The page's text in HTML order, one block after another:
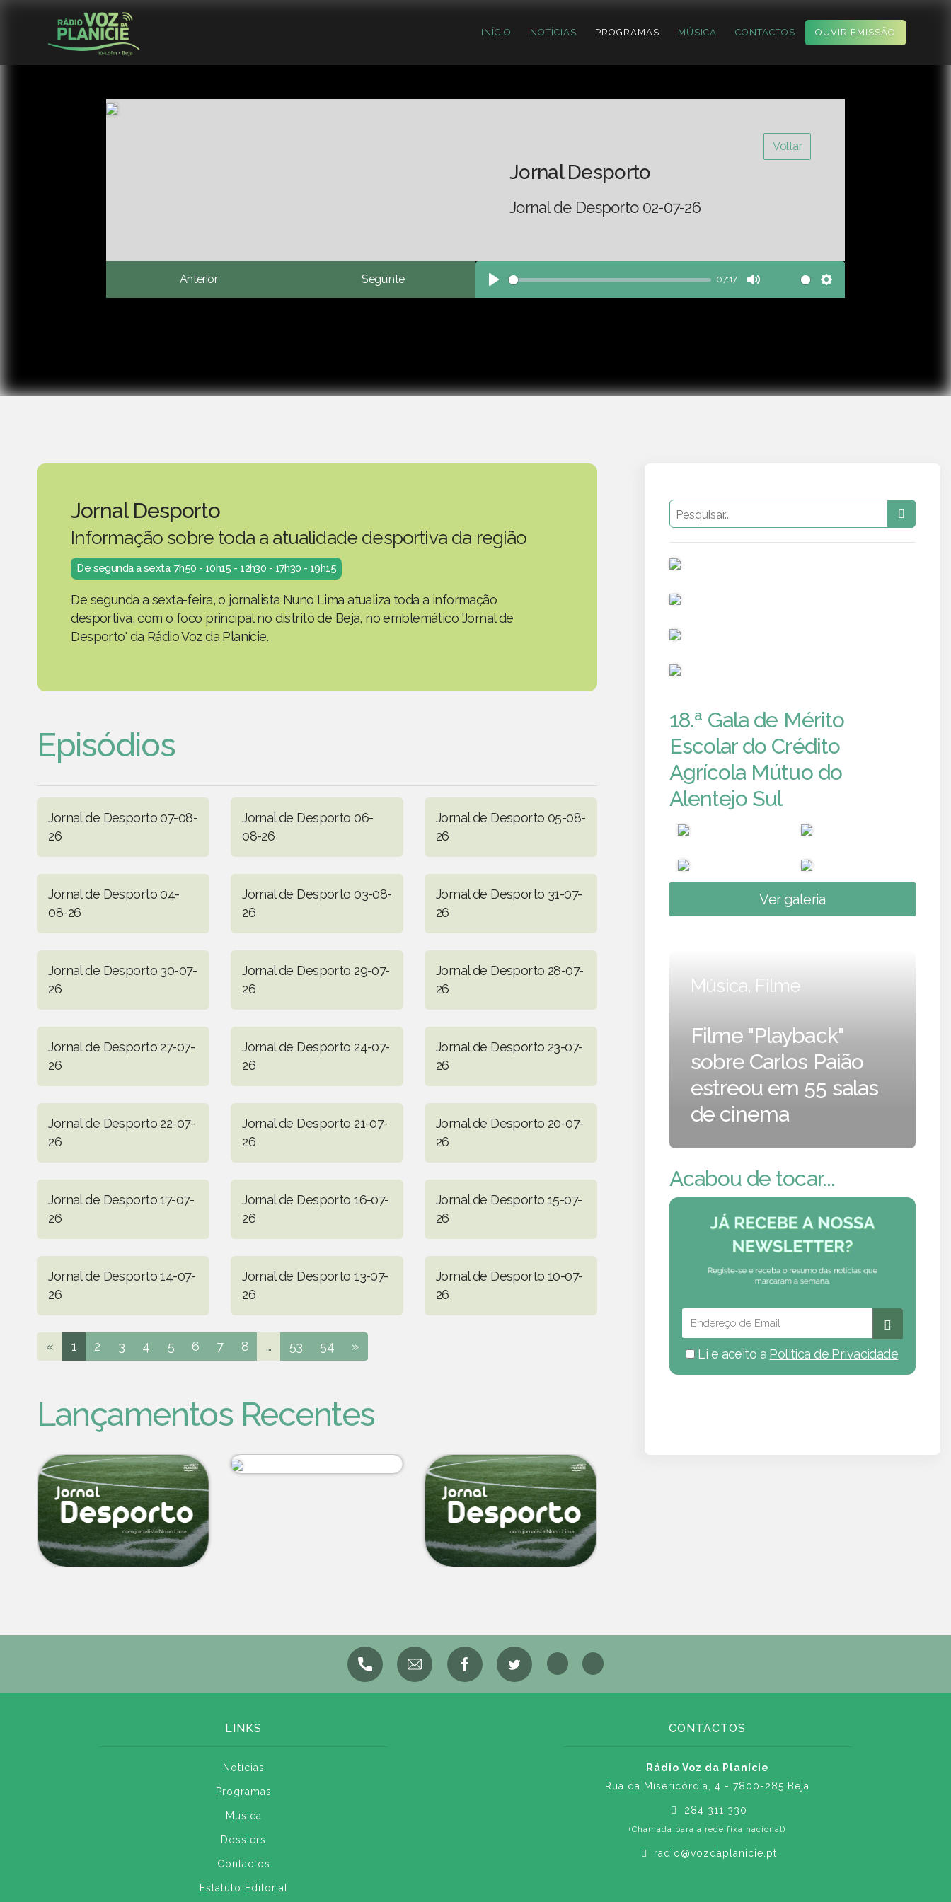
INÍCIO NOTÍCIAS PROGRAMAS MÚSICA CONTACTOS OUVIR EMISSÃO
Voltar
Jornal Desporto
Jornal de Desporto 02-07-26
Anterior Seguinte
Play
07:17
Mute Settings
Jornal Desporto
Informação sobre toda a atualidade desportiva da região
De segunda a sexta: 7h50 - 10h15 - 12h30 - 17h30 - 19h15
De segunda a sexta-feira, o jornalista Nuno Lima atualiza toda a informação
desportiva, com o foco principal no distrito de Beja, no emblemático 'Jornal de
Desporto' da Rádio Voz da Planície.
Episódios
Jornal de Desporto 07-08-
26
Jornal de Desporto 06-
08-26
Jornal de Desporto 05-08-
26
Jornal de Desporto 04-
08-26
Jornal de Desporto 03-08-
26
Jornal de Desporto 31-07-
26
Jornal de Desporto 30-07-
26
Jornal de Desporto 29-07-
26
Jornal de Desporto 28-07-
26
Jornal de Desporto 27-07-
26
Jornal de Desporto 24-07-
26
Jornal de Desporto 23-07-
26
Jornal de Desporto 22-07-
26
Jornal de Desporto 21-07-
26
Jornal de Desporto 20-07-
26
Jornal de Desporto 17-07-
26
Jornal de Desporto 16-07-
26
Jornal de Desporto 15-07-
26
Jornal de Desporto 14-07-
26
Jornal de Desporto 13-07-
26
Jornal de Desporto 10-07-
26
« 1 2 3 4 5 6 7 8 ... 53 54 »
Lançamentos Recentes
18.ª Gala de Mérito
Escolar do Crédito
Agrícola Mútuo do
Alentejo Sul
Ver galeria
Música, Filme
Filme "Playback"
sobre Carlos Paião
estreou em 55 salas
de cinema
Acabou de tocar...
Li e aceito a Política de Privacidade
LINKS
Notícias
Programas
Música
Dossiers
Contactos
Estatuto Editorial
CONTACTOS
Rádio Voz da Planície
Rua da Misericórdia, 4 - 7800-285 Beja
284 311 330
(Chamada para a rede fixa nacional)
radio@vozdaplanicie.pt